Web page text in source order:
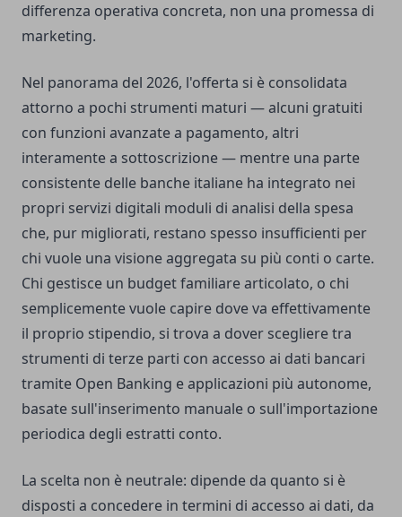
differenza operativa concreta, non una promessa di
marketing.
Nel panorama del 2026, l'offerta si è consolidata
attorno a pochi strumenti maturi — alcuni gratuiti
con funzioni avanzate a pagamento, altri
interamente a sottoscrizione — mentre una parte
consistente delle banche italiane ha integrato nei
propri servizi digitali moduli di analisi della spesa
che, pur migliorati, restano spesso insufficienti per
chi vuole una visione aggregata su più conti o carte.
Chi gestisce un budget familiare articolato, o chi
semplicemente vuole capire dove va effettivamente
il proprio stipendio, si trova a dover scegliere tra
strumenti di terze parti con accesso ai dati bancari
tramite Open Banking e applicazioni più autonome,
basate sull'inserimento manuale o sull'importazione
periodica degli estratti conto.
La scelta non è neutrale: dipende da quanto si è
disposti a concedere in termini di accesso ai dati, da